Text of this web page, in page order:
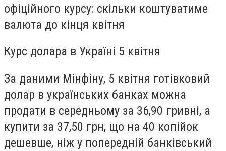
офіційного курсу: скільки коштуватиме
валюта до кінця квітня
Курс долара в Україні 5 квітня
За даними Мінфіну, 5 квітня готівковий
долар в українських банках можна
продати в середньому за 36,90 гривні, а
купити за 37,50 грн, що на 40 копійок
дешевше, ніж у попередній банківський